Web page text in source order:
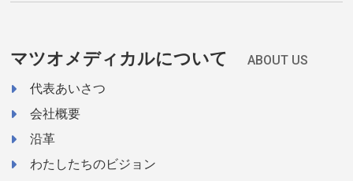
マツオメディカルについて ABOUT US
代表あいさつ
会社概要
沿革
わたしたちのビジョン